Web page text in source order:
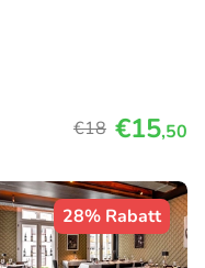
€18 €15,50
28% Rabatt